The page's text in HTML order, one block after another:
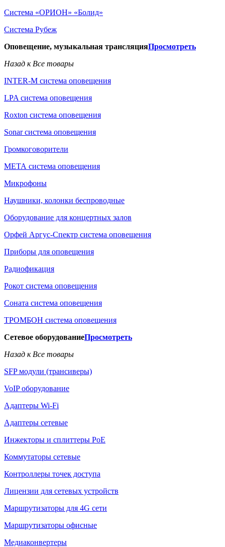
Система «ОРИОН» «Болид»
Система Рубеж
Оповещение, музыкальная трансляцияПросмотреть
Назад к Все товары
INTER-M система оповещения
LPA система оповещения
Roxton система оповещения
Sonar система оповещения
Громкоговорители
МЕТА система оповещения
Микрофоны
Наушники, колонки беспроводные
Оборудование для концертных залов
Орфей Аргус-Спектр система оповещения
Приборы для оповещения
Радиофикация
Рокот система оповещения
Соната система оповещения
ТРОМБОН система оповещения
Сетевое оборудованиеПросмотреть
Назад к Все товары
SFP модули (трансиверы)
VoIP оборудование
Адаптеры Wi-Fi
Адаптеры сетевые
Инжекторы и сплиттеры РоЕ
Коммутаторы сетевые
Контроллеры точек доступа
Лицензии для сетевых устройств
Маршрутизаторы для 4G сети
Маршрутизаторы офисные
Медиаконвертеры